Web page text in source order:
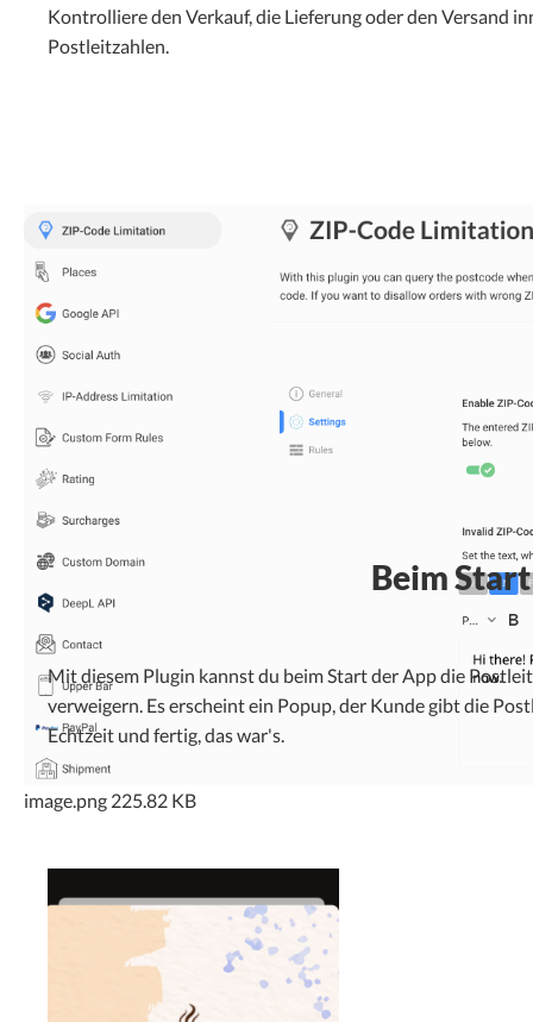
Kontrolliere den Verkauf, die Lieferung oder den Versand
Postleitzahlen.
image.png 225.82 KB
Beim Start
Mit diesem Plugin kannst du beim Start der App die
verweigern. Es erscheint ein Popup, der Kunde gibt die
Echtzeit und fertig, das war's.